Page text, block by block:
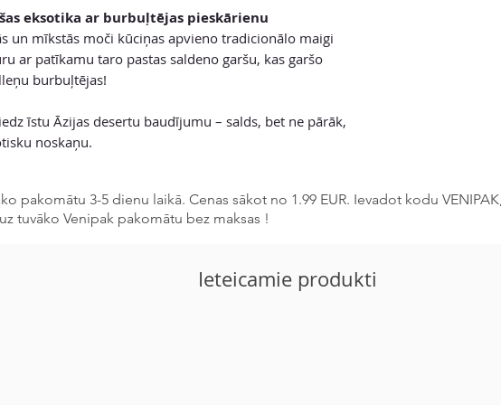
eksotika ar burbuļtējas pieskārienu
un mīkstās moči kūciņas apvieno tradicionālo maigi
ar patīkamu taro pastas saldeno garšu, kas garšo
burbuļtējas!
īstu Āzijas desertu baudījumu – salds, bet ne pārāk,
noskaņu.
pakomātu 3-5 dienu laikā. Cenas sākot no 1.99 EUR. Ievadot kodu
tuvāko Venipak pakomātu bez maksas !
Ieteicamie produkti